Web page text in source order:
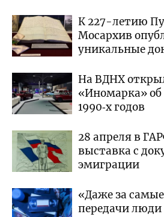
К 227-летию
Мосархив
уникальные
На ВДНХ
«Иномарка»
1990‑х годов
28 апреля в
выставка с
эмиграции
«Даже за
передачи люди